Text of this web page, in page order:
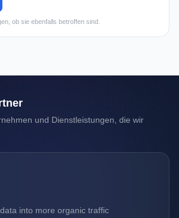
ob sie ebenfalls betroffen sind.
und Dienstleistungen, die wir
into more organic traffic